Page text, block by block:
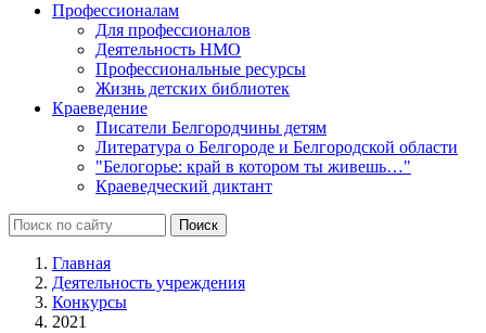
Профессионалам
Для профессионалов
Деятельность НМО
Профессиональные ресурсы
Жизнь детских библиотек
Краеведение
Писатели Белгородчины детям
Литература о Белгороде и Белгородской области
"Белогорье: край в котором ты живешь…"
Краеведческий диктант
Главная
Деятельность учреждения
Конкурсы
2021